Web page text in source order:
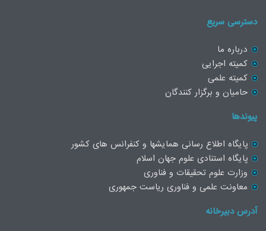
دسترسی سریع
درباره ما
کمیته اجرایی
کمیته علمی
حامیان و برگزار کنندگان
پیوندها
پایگاه اطلاع رسانی همایشها و کنفرانس های کشور
پایگاه استنادی علوم جهان اسلام
وزارت علوم تحقیقات و فناوری
معاونت علمی و فناوری ریاست جمهوری
آدرس دبیرخانه